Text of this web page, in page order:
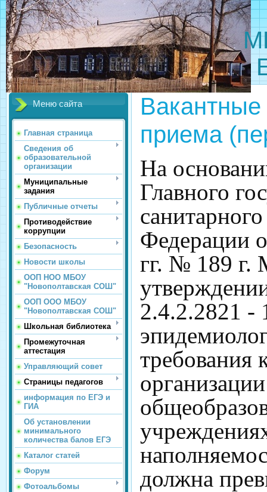
МБОУ
Меню сайта
Главная страница
Сведения об
образовательной
организации
Муниципальные
задания
Публичные отчеты
Противодействие
коррупции
Безопасность
Новости школы
ООП НОО МБОУ
"Новополтавская СОШ"
ООП ООО МБОУ
"Новополтавская СОШ"
Школьная библиотека
Промежуточная
аттестация
Управляющий совет
Страницы педагогов
информация по ЕГЭ и
ГИА
Об установлении
минимального
количества балов ЕГЭ
Каталог статей
Форум
Фотоальбомы
приема
На
Главного
Федерации
гг. № 189 г.
2.4.2.2821 -
требования
должна